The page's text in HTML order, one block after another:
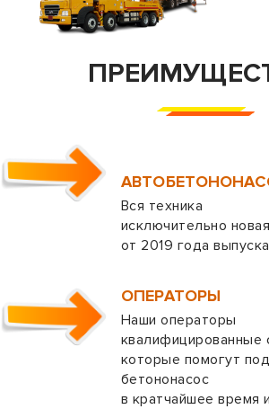
Вся техника
исключительно новая
от 2019 года выпуска
ОПЕРАТОРЫ
Наши операторы
квалифицированные
которые помогут
бетононасос
в кратчайшее время и